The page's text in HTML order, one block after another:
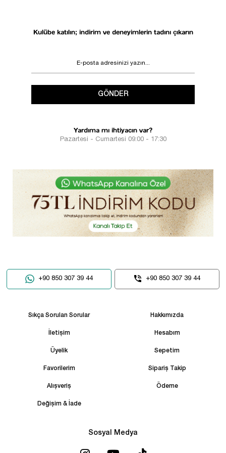
Kulübe katılın; indirim ve deneyimlerin tadını çıkarın
GÖNDER
Yardıma mı ihtiyacın var?
Pazartesi - Cumartesi 09:00 - 17:30
+90 850 307 39 44 +90 850 307 39 44
Sıkça Sorulan Sorular Hakkımızda
İletişim Hesabım
Üyelik Sepetim
Favorilerim Sipariş Takip
Alışveriş Ödeme
Değişim & İade
Sosyal Medya